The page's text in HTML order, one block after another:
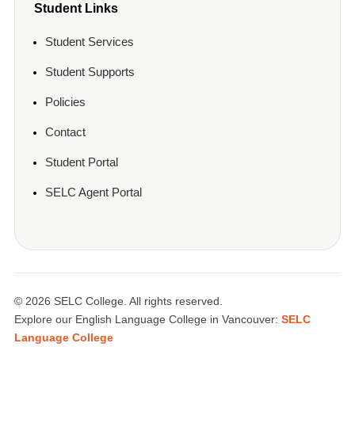
Student Links
Student Services
Student Supports
Policies
Contact
Student Portal
SELC Agent Portal
© 2026 SELC College. All rights reserved.
Explore our English Language College in Vancouver: SELC
Language College